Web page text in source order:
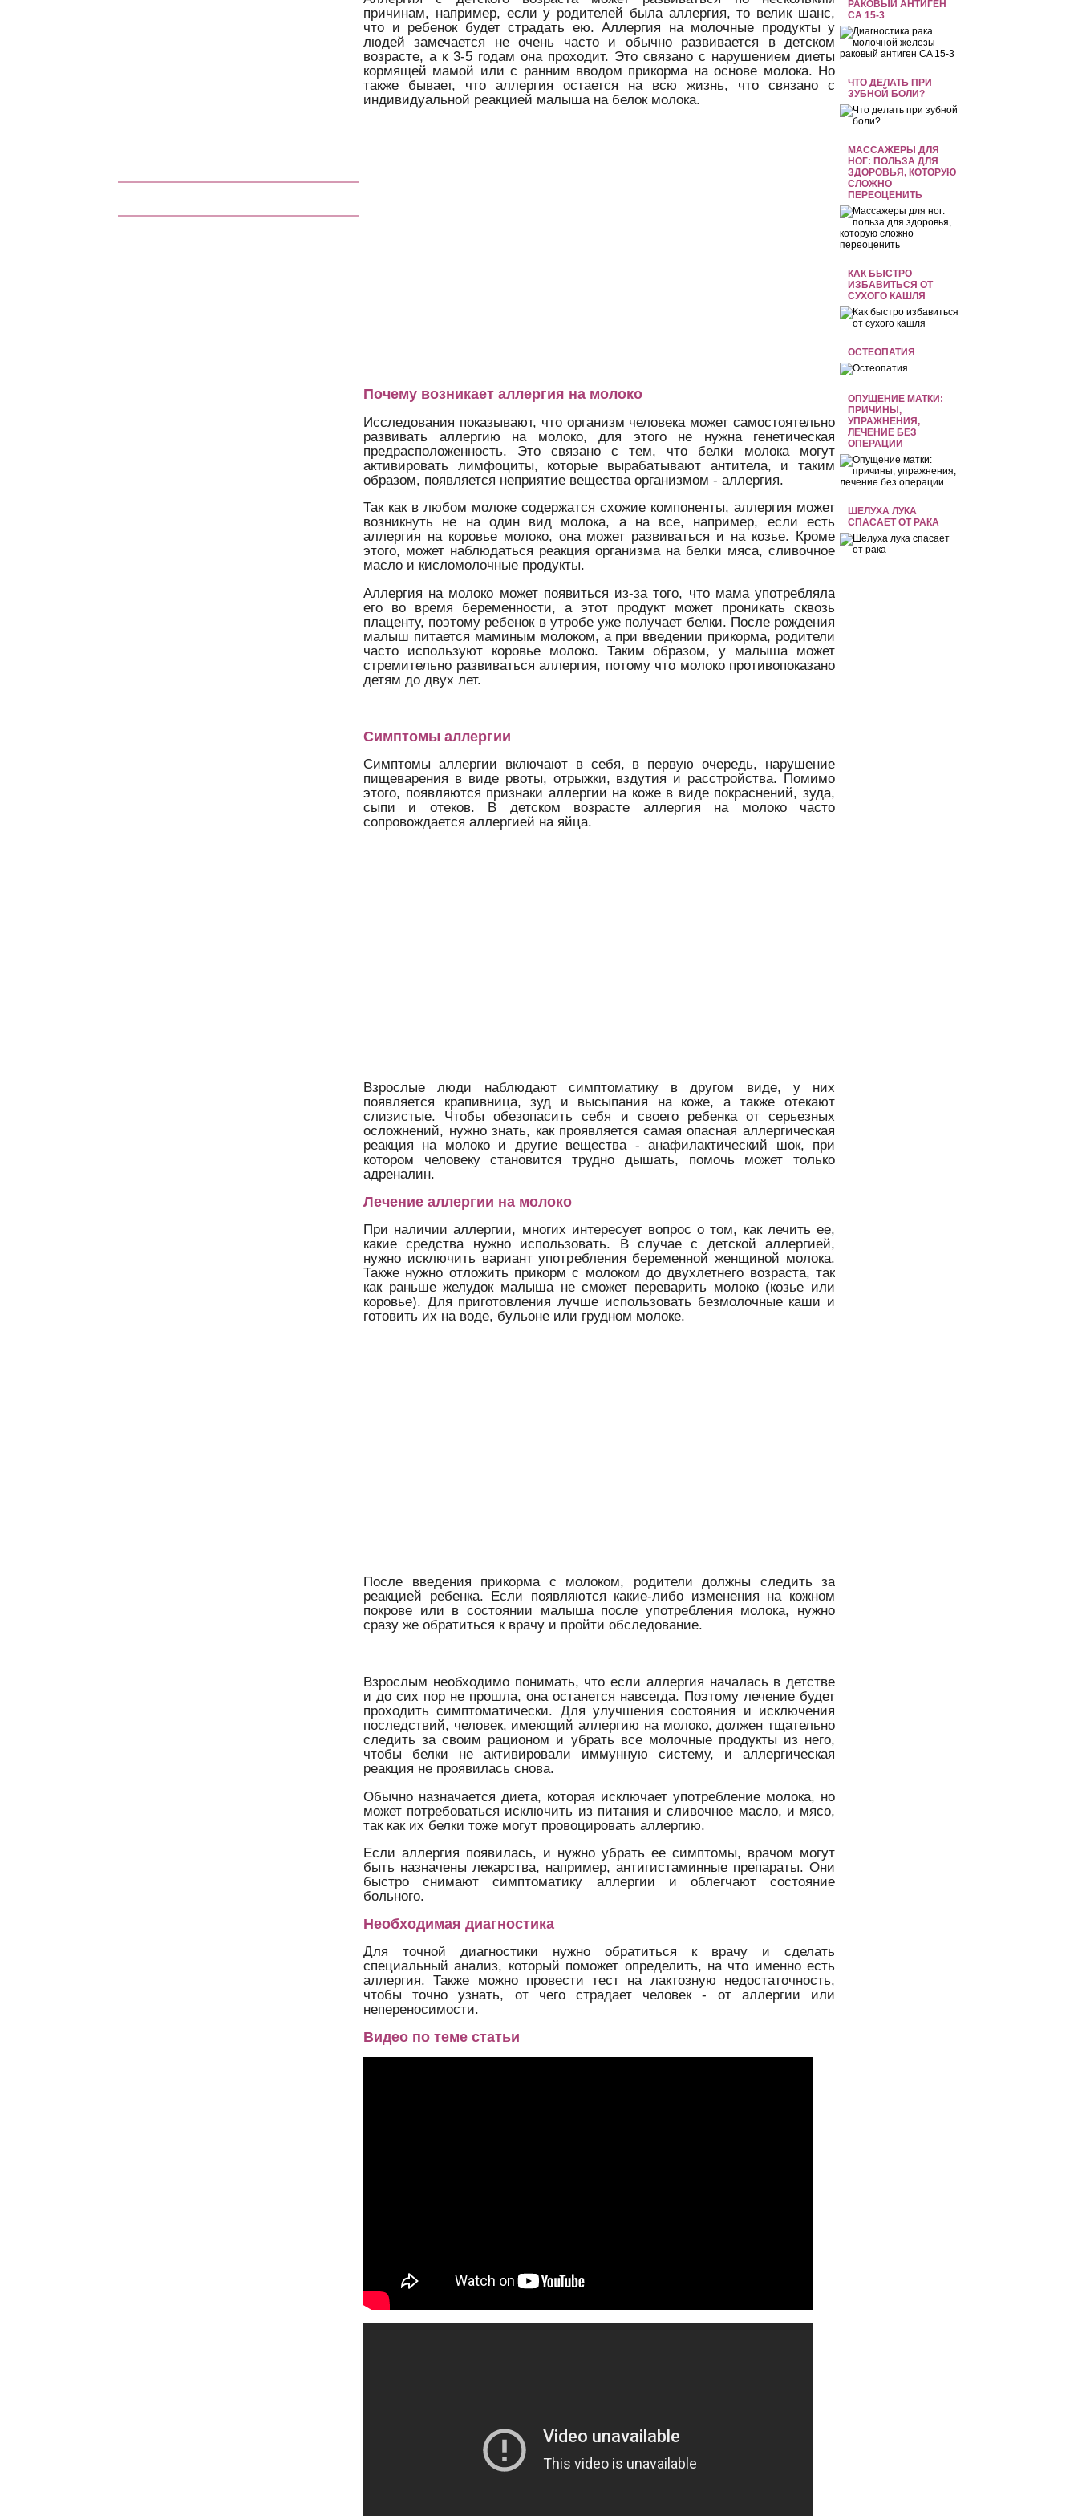
РАКОВЫЙ АНТИГЕН
CA 15-3
ЧТО ДЕЛАТЬ ПРИ
ЗУБНОЙ БОЛИ?
МАССАЖЕРЫ ДЛЯ
НОГ: ПОЛЬЗА ДЛЯ
ЗДОРОВЬЯ, КОТОРУЮ
СЛОЖНО
ПЕРЕОЦЕНИТЬ
КАК БЫСТРО
ИЗБАВИТЬСЯ ОТ
СУХОГО КАШЛЯ
ОСТЕОПАТИЯ
ОПУЩЕНИЕ МАТКИ:
ПРИЧИНЫ,
УПРАЖНЕНИЯ,
ЛЕЧЕНИЕ БЕЗ
ОПЕРАЦИИ
ШЕЛУХА ЛУКА
СПАСАЕТ ОТ РАКА
причинам, например, если у родителей была аллергия, то велик шанс,
что и ребенок будет страдать ею. Аллергия на молочные продукты у
людей замечается не очень часто и обычно развивается в детском
возрасте, а к 3-5 годам она проходит. Это связано с нарушением диеты
кормящей мамой или с ранним вводом прикорма на основе молока. Но
также бывает, что аллергия остается на всю жизнь, что связано с
индивидуальной реакцией малыша на белок молока.
Почему возникает аллергия на молоко
Исследования показывают, что организм человека может самостоятельно
развивать аллергию на молоко, для этого не нужна генетическая
предрасположенность. Это связано с тем, что белки молока могут
активировать лимфоциты, которые вырабатывают антитела, и таким
образом, появляется неприятие вещества организмом - аллергия.
Так как в любом молоке содержатся схожие компоненты, аллергия может
возникнуть не на один вид молока, а на все, например, если есть
аллергия на коровье молоко, она может развиваться и на козье. Кроме
этого, может наблюдаться реакция организма на белки мяса, сливочное
масло и кисломолочные продукты.
Аллергия на молоко может появиться из-за того, что мама употребляла
его во время беременности, а этот продукт может проникать сквозь
плаценту, поэтому ребенок в утробе уже получает белки. После рождения
малыш питается маминым молоком, а при введении прикорма, родители
часто используют коровье молоко. Таким образом, у малыша может
стремительно развиваться аллергия, потому что молоко противопоказано
детям до двух лет.
Симптомы аллергии
Симптомы аллергии включают в себя, в первую очередь, нарушение
пищеварения в виде рвоты, отрыжки, вздутия и расстройства. Помимо
этого, появляются признаки аллергии на коже в виде покраснений, зуда,
сыпи и отеков. В детском возрасте аллергия на молоко часто
сопровождается аллергией на яйца.
Взрослые люди наблюдают симптоматику в другом виде, у них
появляется крапивница, зуд и высыпания на коже, а также отекают
слизистые. Чтобы обезопасить себя и своего ребенка от серьезных
осложнений, нужно знать, как проявляется самая опасная аллергическая
реакция на молоко и другие вещества - анафилактический шок, при
котором человеку становится трудно дышать, помочь может только
адреналин.
Лечение аллергии на молоко
При наличии аллергии, многих интересует вопрос о том, как лечить ее,
какие средства нужно использовать. В случае с детской аллергией,
нужно исключить вариант употребления беременной женщиной молока.
Также нужно отложить прикорм с молоком до двухлетнего возраста, так
как раньше желудок малыша не сможет переварить молоко (козье или
коровье). Для приготовления лучше использовать безмолочные каши и
готовить их на воде, бульоне или грудном молоке.
После введения прикорма с молоком, родители должны следить за
реакцией ребенка. Если появляются какие-либо изменения на кожном
покрове или в состоянии малыша после употребления молока, нужно
сразу же обратиться к врачу и пройти обследование.
Взрослым необходимо понимать, что если аллергия началась в детстве
и до сих пор не прошла, она останется навсегда. Поэтому лечение будет
проходить симптоматически. Для улучшения состояния и исключения
последствий, человек, имеющий аллергию на молоко, должен тщательно
следить за своим рационом и убрать все молочные продукты из него,
чтобы белки не активировали иммунную систему, и аллергическая
реакция не проявилась снова.
Обычно назначается диета, которая исключает употребление молока, но
может потребоваться исключить из питания и сливочное масло, и мясо,
так как их белки тоже могут провоцировать аллергию.
Если аллергия появилась, и нужно убрать ее симптомы, врачом могут
быть назначены лекарства, например, антигистаминные препараты. Они
быстро снимают симптоматику аллергии и облегчают состояние
больного.
Необходимая диагностика
Для точной диагностики нужно обратиться к врачу и сделать
специальный анализ, который поможет определить, на что именно есть
аллергия. Также можно провести тест на лактозную недостаточность,
чтобы точно узнать, от чего страдает человек - от аллергии или
непереносимости.
Видео по теме статьи